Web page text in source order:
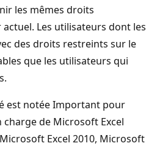
les mêmes droits
Les utilisateurs dont les
des droits restreints sur le
que les utilisateurs qui
est notée Important pour
de Microsoft Excel
Excel 2010, Microsoft